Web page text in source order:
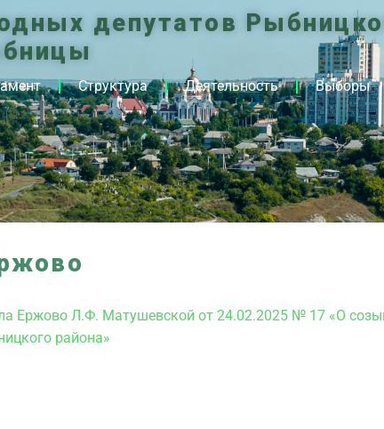
депутатов
Структура Деятельность Выборы
Ержово Л.Ф. Матушевской от 24.02.2025 № 17 «О
района»